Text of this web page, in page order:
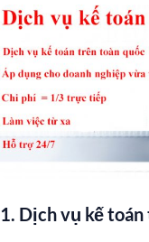
1. Dịch vụ kế